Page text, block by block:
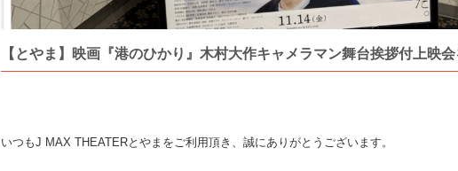
【とやま】映画『港のひかり』木村大作キャメラマン舞台挨拶付上映会
いつもJ MAX THEATERとやまをご利用頂き、誠にありがとうございます。